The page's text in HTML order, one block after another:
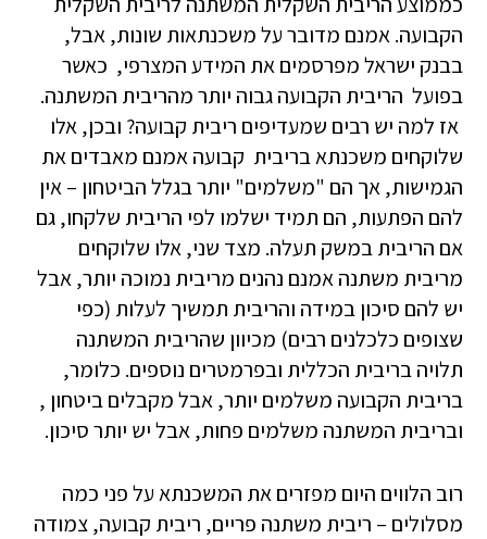
הקבועה. אמנם מדובר על משכנתאות שונות, אבל,
בבנק ישראל מפרסמים את המידע המצרפי, כאשר
בפועל הריבית הקבועה גבוה יותר מהריבית המשתנה.
אז למה יש רבים שמעדיפים ריבית קבועה? ובכן, אלו
שלוקחים משכנתא בריבית קבועה אמנם מאבדים את
הגמישות, אך הם "משלמים" יותר בגלל הביטחון – אין
להם הפתעות, הם תמיד ישלמו לפי הריבית שלקחו, גם
אם הריבית במשק תעלה. מצד שני, אלו שלוקחים
מריבית משתנה אמנם נהנים מריבית נמוכה יותר, אבל
יש להם סיכון במידה והריבית תמשיך לעלות (כפי
שצופים כלכלנים רבים) מכיוון שהריבית המשתנה
תלויה בריבית הכללית ובפרמטרים נוספים. כלומר,
בריבית הקבועה משלמים יותר, אבל מקבלים ביטחון ,
ובריבית המשתנה משלמים פחות, אבל יש יותר סיכון.
רוב הלווים היום מפזרים את המשכנתא על פני כמה
מסלולים – ריבית משתנה פריים, ריבית קבועה, צמודה